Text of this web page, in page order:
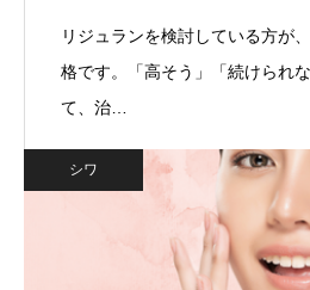
リジュランを検討している方が
格です。「高そう」「続けられ
て、治…
シワ